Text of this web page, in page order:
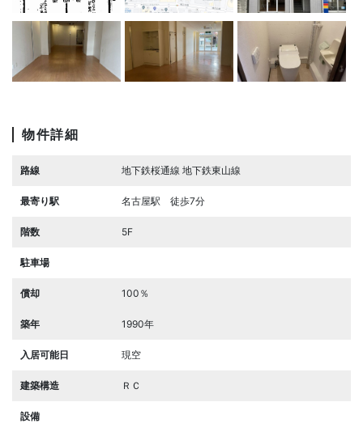
物件詳細
路線 地下鉄桜通線 地下鉄東山線
最寄り駅 名古屋駅 徒歩7分
階数 5F
駐車場
償却 100％
築年 1990年
入居可能日 現空
建築構造 ＲＣ
設備